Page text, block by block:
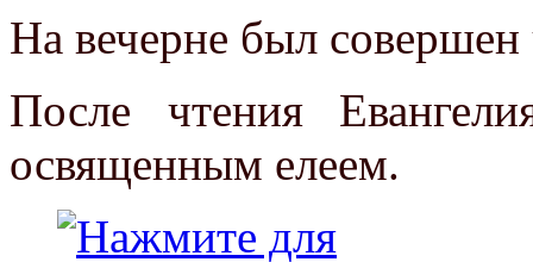
На вечерне был
После чтения
освященным елеем.